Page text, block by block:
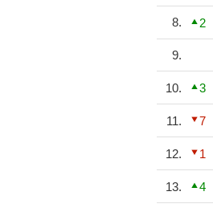
8. 2
9.
10. 3
11. 7
12. 1
13. 4